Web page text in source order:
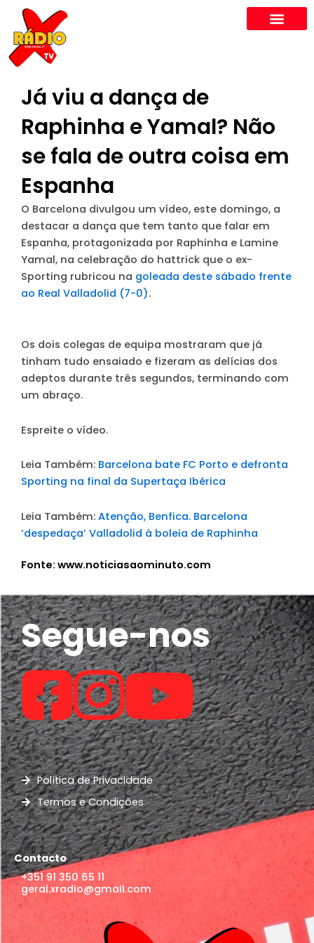
content
Já viu a dança de
Raphinha e Yamal? Não
se fala de outra coisa em
Espanha
O Barcelona divulgou um vídeo, este domingo, a
destacar a dança que tem tanto que falar em
Espanha, protagonizada por Raphinha e Lamine
Yamal, na celebração do hattrick que o ex-
Sporting rubricou na goleada deste sábado frente
ao Real Valladolid (7-0).
Os dois colegas de equipa mostraram que já
tinham tudo ensaiado e fizeram as delícias dos
adeptos durante três segundos, terminando com
um abraço.
Espreite o vídeo.
Leia Também: Barcelona bate FC Porto e defronta
Sporting na final da Supertaça Ibérica
Leia Também: Atenção, Benfica. Barcelona
‘despedaça’ Valladolid à boleia de Raphinha
Fonte: www.noticiasaominuto.com
Segue-nos
Política de Privacidade
Termos e Condições
Contacto
+351 91 350 65 11
geral.xradio@gmail.com